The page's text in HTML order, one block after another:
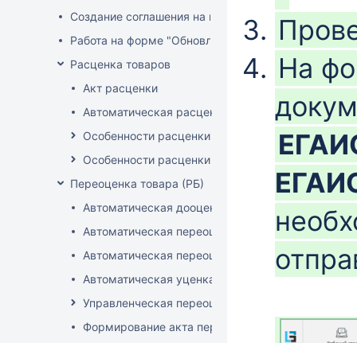
Создание соглашения на поставку
Работа на форме "Обновление розничных цен"
Расценка товаров
Акт расценки
Автоматическая расценка при проведении
Особенности расценки в РБ
Особенности расценки РФ
Переоценка товара (РБ)
Автоматическая дооценка товаров
Автоматическая переоценка акционного товара
Автоматическая переоценка по прайсам и
Автоматическая уценка товаров
Управленческая переоценка
Формирование акта переоценки
На